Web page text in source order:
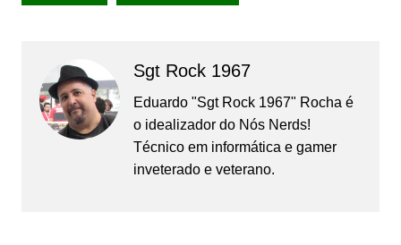
Sgt Rock 1967
Eduardo "Sgt Rock 1967" Rocha é
o idealizador do Nós Nerds!
Técnico em informática e gamer
inveterado e veterano.